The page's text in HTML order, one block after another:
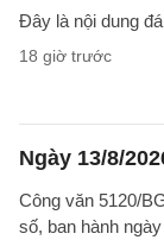
Đây là nội dung
18 giờ trước
Ngày 13/8/
Công văn 5120/
số, ban hành